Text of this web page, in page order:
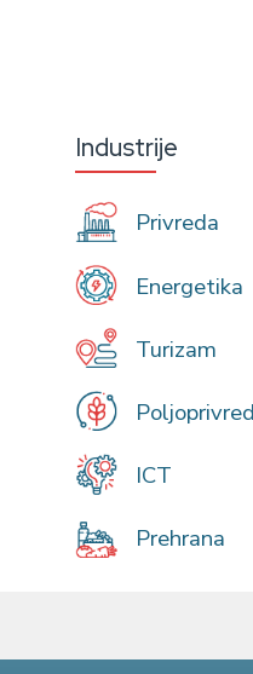
Industrije
Privreda
Energetika
Turizam
ICT
Prehrana